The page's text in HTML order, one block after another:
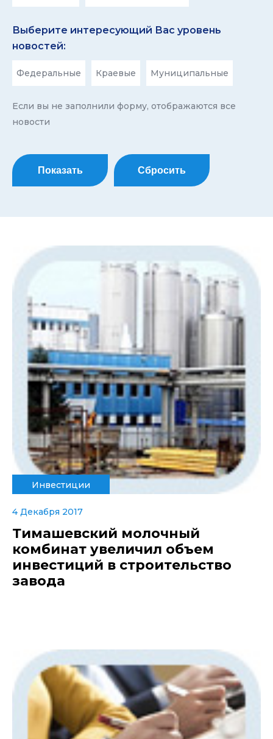
Выберите интересующий Вас уровень
новостей:
Федеральные Краевые Муниципальные
Если вы не заполнили форму, отображаются все
новости
Показать Сбросить
Инвестиции
4 Декабря 2017
Тимашевский молочный
комбинат увеличил объем
инвестиций в строительство
завода